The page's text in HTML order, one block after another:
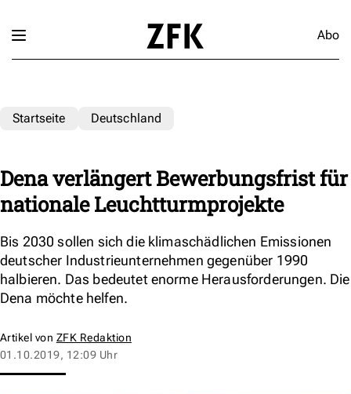
Abo
Startseite Deutschland
Dena verlängert Bewerbungsfrist für
nationale Leuchtturmprojekte
Bis 2030 sollen sich die klimaschädlichen Emissionen
deutscher Industrieunternehmen gegenüber 1990
halbieren. Das bedeutet enorme Herausforderungen. Die
Dena möchte helfen.
Artikel von ZFK Redaktion
01.10.2019, 12:09 Uhr